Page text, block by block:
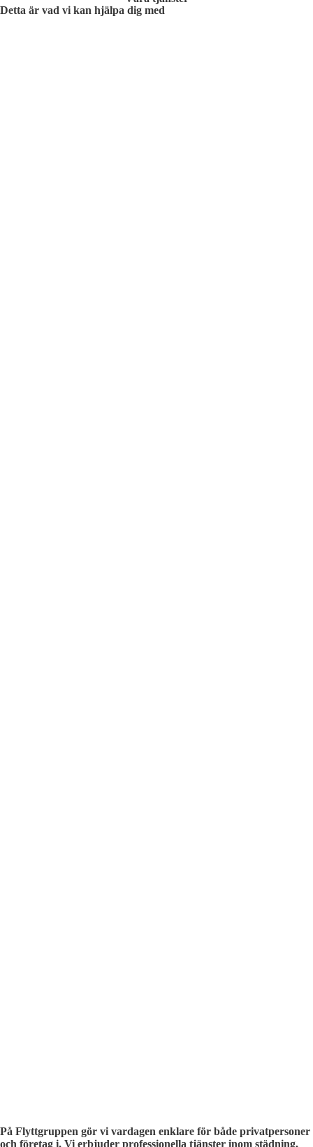
Detta är vad vi kan hjälpa dig med
På Flyttgruppen gör vi vardagen enklare för både privatpersoner
och företag i. Vi erbjuder professionella tjänster inom städning,